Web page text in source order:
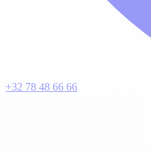
+32 78 48 66 66